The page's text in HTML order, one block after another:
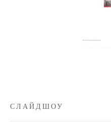
СЛАЙДШОУ